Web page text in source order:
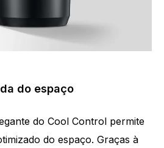
do espaço
do Cool Control permite
do espaço. Graças à